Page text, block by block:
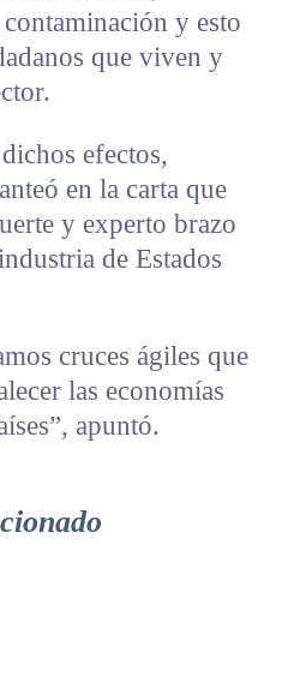
y esto
que viven y
efectos,
en la carta que
y experto brazo
de Estados
cruces ágiles que
las economías
apuntó.